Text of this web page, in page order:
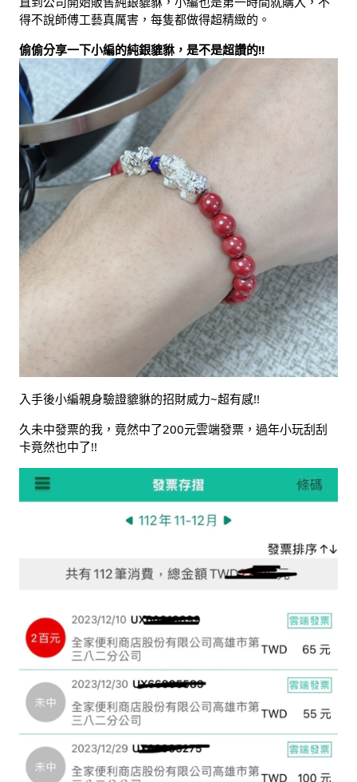
得不說師傅工藝真厲害，每隻都做得超精緻的。
偷偷分享一下小編的純銀貔貅，是不是超讚的!!
入手後小編親身驗證貔貅的招財威力~超有感!!
久未中發票的我，竟然中了200元雲端發票，過年小玩刮刮
卡竟然也中了!!